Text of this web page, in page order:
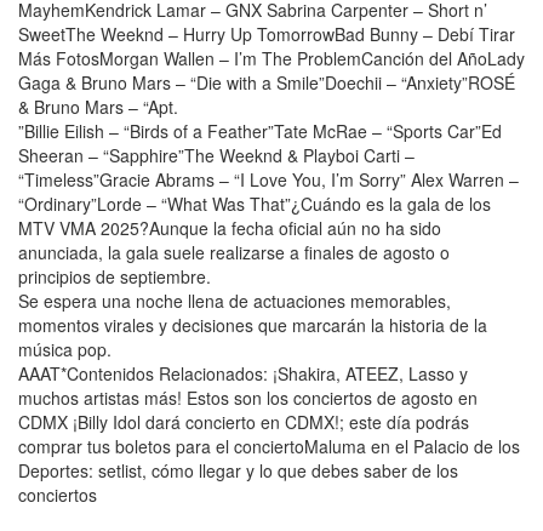
MayhemKendrick Lamar – GNX Sabrina Carpenter – Short n’
SweetThe Weeknd – Hurry Up TomorrowBad Bunny – Debí Tirar
Más FotosMorgan Wallen – I’m The ProblemCanción del AñoLady
Gaga & Bruno Mars – “Die with a Smile”Doechii – “Anxiety”ROSÉ
& Bruno Mars – “Apt.
”Billie Eilish – “Birds of a Feather”Tate McRae – “Sports Car”Ed
Sheeran – “Sapphire”The Weeknd & Playboi Carti –
“Timeless”Gracie Abrams – “I Love You, I’m Sorry” Alex Warren –
“Ordinary”Lorde – “What Was That”¿Cuándo es la gala de los
MTV VMA 2025?Aunque la fecha oficial aún no ha sido
anunciada, la gala suele realizarse a finales de agosto o
principios de septiembre.
Se espera una noche llena de actuaciones memorables,
momentos virales y decisiones que marcarán la historia de la
música pop.
AAAT*Contenidos Relacionados: ¡Shakira, ATEEZ, Lasso y
muchos artistas más! Estos son los conciertos de agosto en
CDMX ¡Billy Idol dará concierto en CDMX!; este día podrás
comprar tus boletos para el conciertoMaluma en el Palacio de los
Deportes: setlist, cómo llegar y lo que debes saber de los
conciertos